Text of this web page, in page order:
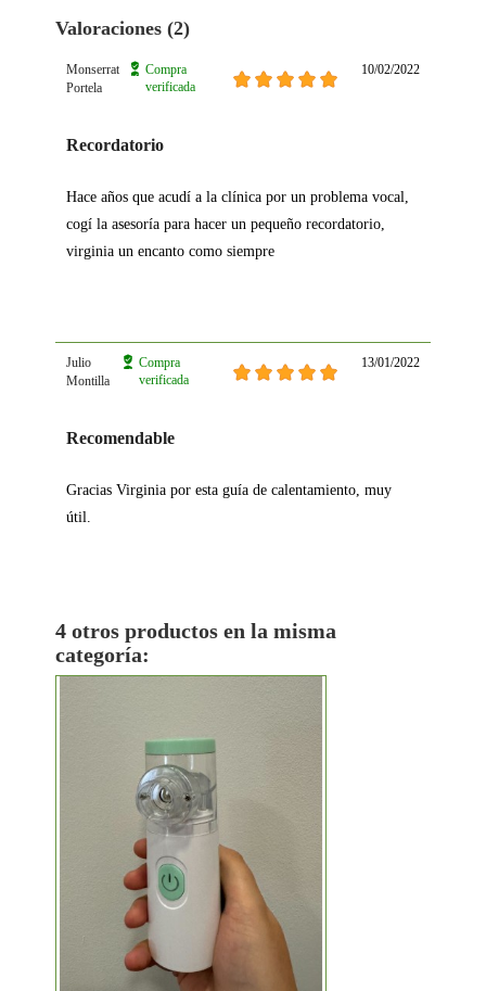
Valoraciones (2)
Monserrat
Portela
Compra
verificada
10/02/2022
Recordatorio
Hace años que acudí a la clínica por un problema vocal,
cogí la asesoría para hacer un pequeño recordatorio,
virginia un encanto como siempre
Julio
Montilla
Compra
verificada
13/01/2022
Recomendable
Gracias Virginia por esta guía de calentamiento, muy
útil.
4 otros productos en la misma
categoría: